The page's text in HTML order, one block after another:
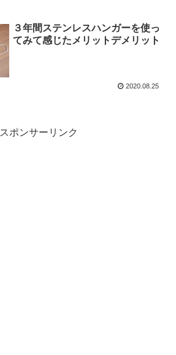
３年間ステンレスハンガーを使っ
てみて感じたメリットデメリット
2020.08.25
スポンサーリンク